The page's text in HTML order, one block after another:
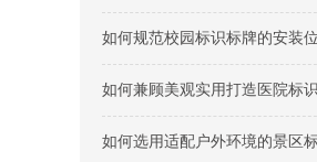
如何规范校园标识标牌的安装
如何兼顾美观实用打造医院标
如何选用适配户外环境的景区